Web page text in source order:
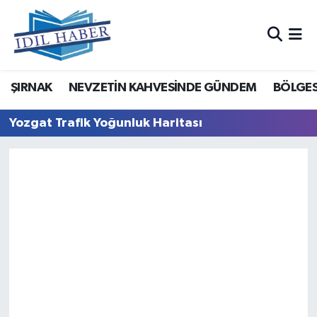
ŞIRNAK NEVZETİN KAHVESİNDE GÜNDEM
Yozgat Trafik Yoğunluk Haritası
Nöbetçi Eczaneler
Hava Durumu
Trafik Durumu